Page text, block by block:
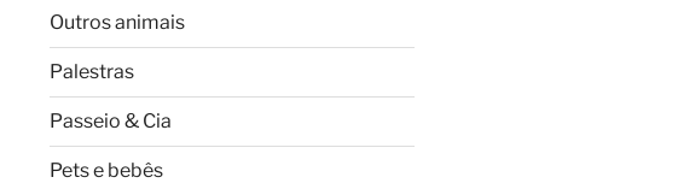
Outros animais
Palestras
Passeio & Cia
Pets e bebês